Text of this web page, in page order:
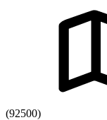
(92500)